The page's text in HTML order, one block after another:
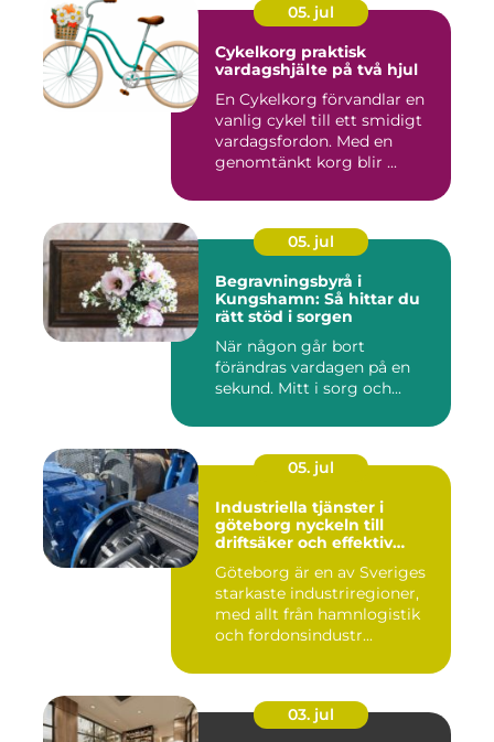
05. jul
Cykelkorg praktisk
vardagshjälte på två hjul
En Cykelkorg förvandlar en
vanlig cykel till ett smidigt
vardagsfordon. Med en
genomtänkt korg blir ...
05. jul
Begravningsbyrå i
Kungshamn: Så hittar du
rätt stöd i sorgen
När någon går bort
förändras vardagen på en
sekund. Mitt i sorg och...
05. jul
Industriella tjänster i
göteborg nyckeln till
driftsäker och effektiv
Göteborg är en av Sveriges
starkaste industriregioner,
med allt från hamnlogistik
och fordonsindustr...
03. jul